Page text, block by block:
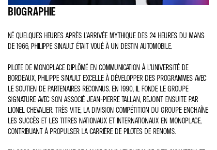
BIOGRAPHIE
NÉ QUELQUES HEURES APRÈS L’ARRIVÉE MYTHIQUE DES 24 HEURES DU MANS
DE 1966, PHILIPPE SINAULT ÉTAIT VOUÉ À UN DESTIN AUTOMOBILE.
PILOTE DE MONOPLACE DIPLÔMÉ EN COMMUNICATION À L’UNIVERSITÉ DE
BORDEAUX, PHILIPPE SINAULT EXCELLE À DÉVELOPPER DES PROGRAMMES AVEC
LE SOUTIEN DE PARTENAIRES RECONNUS. EN 1990, IL FONDE LE GROUPE
SIGNATURE AVEC SON ASSOCIÉ JEAN-PIERRE TALLAN, REJOINT ENSUITE PAR
LIONEL CHEVALIER. TRÈS VITE, LA DIVISION COMPÉTITION DU GROUPE ENCHAÎNE
LES SUCCÈS ET LES TITRES NATIONAUX ET INTERNATIONAUX EN MONOPLACE,
CONTRIBUANT À PROPULSER LA CARRIÈRE DE PILOTES DE RENOMS.